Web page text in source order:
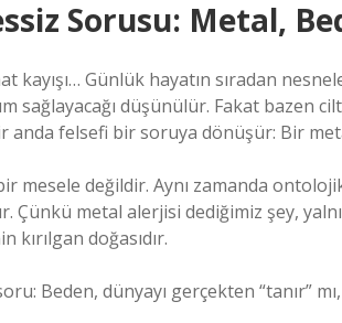
Sorusu: Metal,
kayışı… Günlük hayatın sıradan
sağlayacağı düşünülür. Fakat bazen
felsefi bir soruya dönüşür: Bir
mesele değildir. Aynı zamanda
Çünkü metal alerjisi dediğimiz şey,
kırılgan doğasıdır.
Beden, dünyayı gerçekten “tanır”